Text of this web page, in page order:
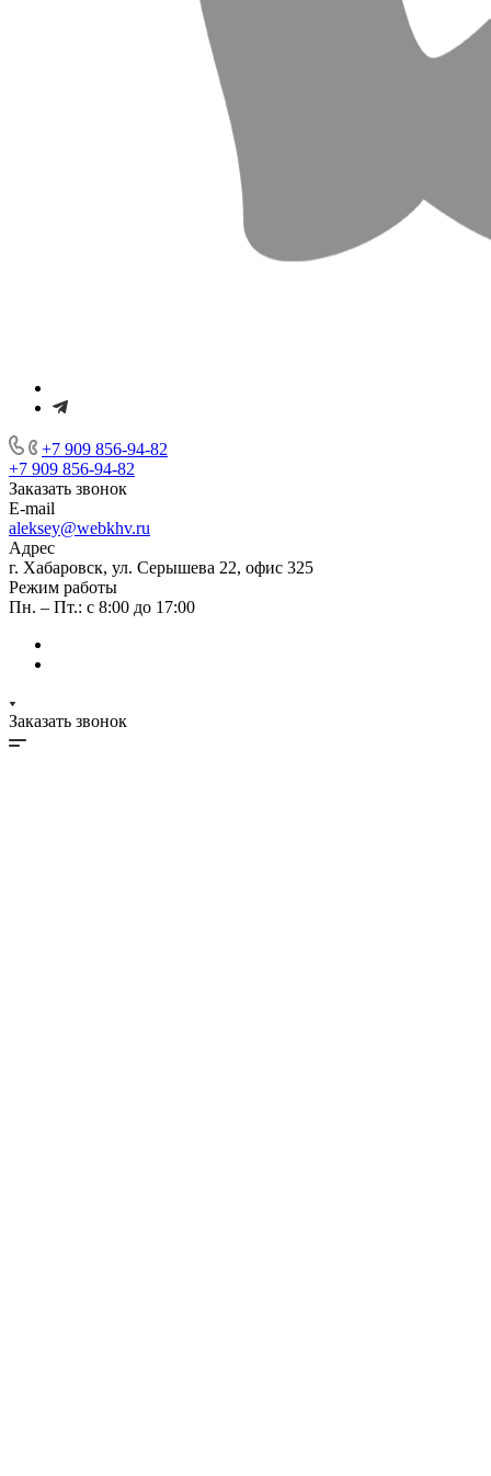
+7 909 856-94-82
+7 909 856-94-82
Заказать звонок
E-mail
aleksey@webkhv.ru
Адрес
г. Хабаровск, ул. Серышева 22, офис 325
Режим работы
Пн. – Пт.: с 8:00 до 17:00
Заказать звонок